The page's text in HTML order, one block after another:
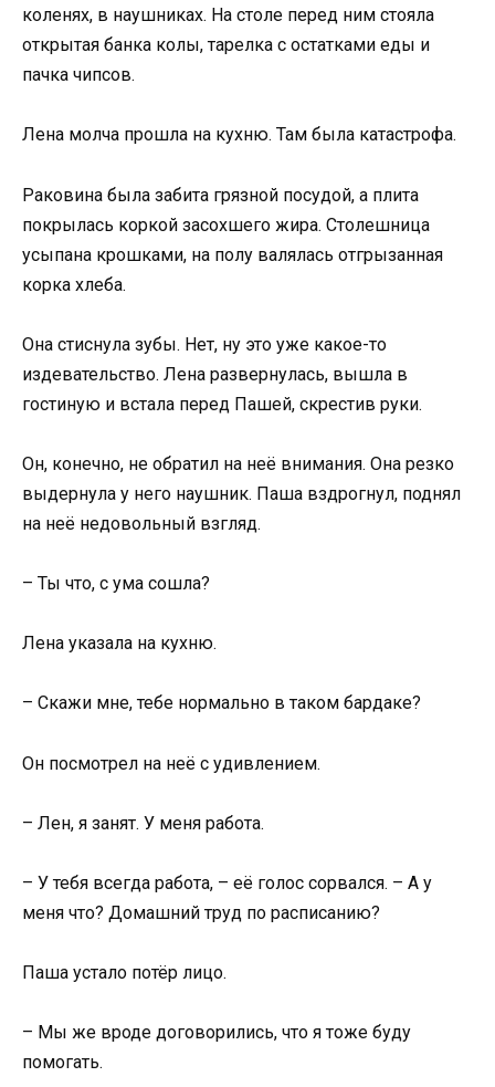
коленях, в наушниках. На столе перед ним стояла
открытая банка колы, тарелка с остатками еды и
пачка чипсов.
Лена молча прошла на кухню. Там была катастрофа.
Раковина была забита грязной посудой, а плита
покрылась коркой засохшего жира. Столешница
усыпана крошками, на полу валялась отгрызанная
корка хлеба.
Она стиснула зубы. Нет, ну это уже какое-то
издевательство. Лена развернулась, вышла в
гостиную и встала перед Пашей, скрестив руки.
Он, конечно, не обратил на неё внимания. Она резко
выдернула у него наушник. Паша вздрогнул, поднял
на неё недовольный взгляд.
– Ты что, с ума сошла?
Лена указала на кухню.
– Скажи мне, тебе нормально в таком бардаке?
Он посмотрел на неё с удивлением.
– Лен, я занят. У меня работа.
– У тебя всегда работа, – её голос сорвался. – А у
меня что? Домашний труд по расписанию?
Паша устало потёр лицо.
– Мы же вроде договорились, что я тоже буду
помогать.